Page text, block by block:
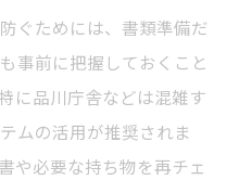
ぐためには、書類準備だ
事前に把握しておくこと
に品川庁舎などは混雑す
ムの活用が推奨されま
や必要な持ち物を再チェ